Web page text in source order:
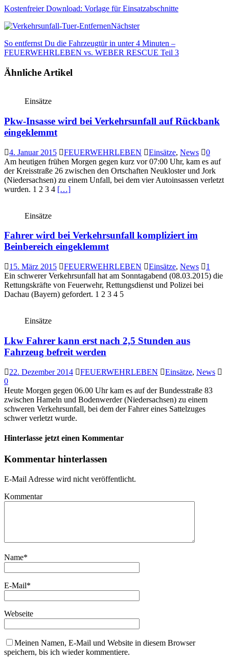
Kostenfreier Download: Vorlage für Einsatzabschnitte
Nächster
So entfernst Du die Fahrzeugtür in unter 4 Minuten –
FEUERWEHRLEBEN vs. WEBER RESCUE Teil 3
Ähnliche Artikel
Einsätze
Pkw-Insasse wird bei Verkehrsunfall auf Rückbank
eingeklemmt
4. Januar 2015 FEUERWEHRLEBEN Einsätze, News
0
Am heutigen frühen Morgen gegen kurz vor 07:00 Uhr, kam es auf
der Kreisstraße 26 zwischen den Ortschaften Neukloster und Jork
(Niedersachsen) zu einem Unfall, bei dem vier Autoinsassen verletzt
wurden. 1 2 3 4 […]
Einsätze
Fahrer wird bei Verkehrsunfall kompliziert im
Beinbereich eingeklemmt
15. März 2015 FEUERWEHRLEBEN Einsätze, News
1
Ein schwerer Verkehrsunfall hat am Sonntagabend (08.03.2015) die
Rettungskräfte von Feuerwehr, Rettungsdienst und Polizei bei
Dachau (Bayern) gefordert. 1 2 3 4 5
Einsätze
Lkw Fahrer kann erst nach 2,5 Stunden aus
Fahrzeug befreit werden
22. Dezember 2014 FEUERWEHRLEBEN Einsätze, News
0
Heute Morgen gegen 06.00 Uhr kam es auf der Bundesstraße 83
zwischen Hameln und Bodenwerder (Niedersachsen) zu einem
schweren Verkehrsunfall, bei dem der Fahrer eines Sattelzuges
schwer verletzt wurde.
Hinterlasse jetzt einen Kommentar
Kommentar hinterlassen
E-Mail Adresse wird nicht veröffentlicht.
Kommentar
Name*
E-Mail*
Webseite
Meinen Namen, E-Mail und Website in diesem Browser
speichern, bis ich wieder kommentiere.